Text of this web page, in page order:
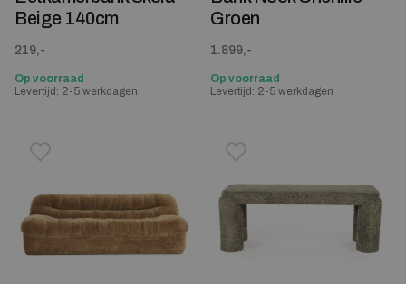
Beige 140cm
219,-
Op voorraad
Levertijd: 2-5 werkdagen
Groen
1.899,-
Op voorraad
Levertijd: 2-5 werkdagen
Toevoegen aan verlanglijstje
Verwijderen van verlanglijst Toevoegen aan
Verwijderen van verlanglijst